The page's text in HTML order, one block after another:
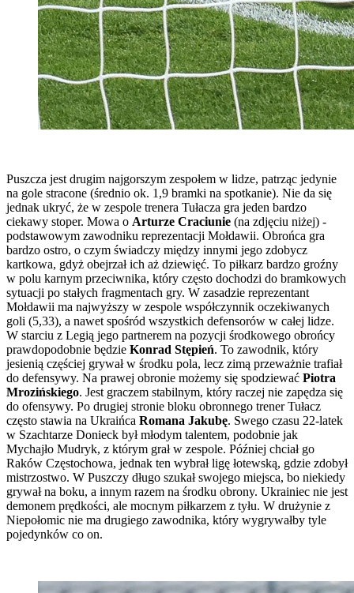
Puszcza jest drugim najgorszym zespołem w lidze, patrząc jedynie
na gole stracone (średnio ok. 1,9 bramki na spotkanie). Nie da się
jednak ukryć, że w zespole trenera Tułacza gra jeden bardzo
ciekawy stoper. Mowa o Arturze Craciunie (na zdjęciu niżej) -
podstawowym zawodniku reprezentacji Mołdawii. Obrońca gra
bardzo ostro, o czym świadczy między innymi jego zdobycz
kartkowa, gdyż obejrzał ich aż dziewięć. To piłkarz bardzo groźny
w polu karnym przeciwnika, który często dochodzi do bramkowych
sytuacji po stałych fragmentach gry. W zasadzie reprezentant
Mołdawii ma najwyższy w zespole współczynnik oczekiwanych
goli (5,33), a nawet spośród wszystkich defensorów w całej lidze.
W starciu z Legią jego partnerem na pozycji środkowego obrońcy
prawdopodobnie będzie Konrad Stępień. To zawodnik, który
jesienią częściej grywał w środku pola, lecz zimą przeważnie trafiał
do defensywy. Na prawej obronie możemy się spodziewać Piotra
Mrozińskiego. Jest graczem stabilnym, który raczej nie zapędza się
do ofensywy. Po drugiej stronie bloku obronnego trener Tułacz
często stawia na Ukraińca Romana Jakubę. Swego czasu 22-latek
w Szachtarze Donieck był młodym talentem, podobnie jak
Mychajło Mudryk, z którym grał w zespole. Później chciał go
Raków Częstochowa, jednak ten wybrał ligę łotewską, gdzie zdobył
mistrzostwo. W Puszczy długo szukał swojego miejsca, bo niekiedy
grywał na boku, a innym razem na środku obrony. Ukrainiec nie jest
demonem prędkości, ale mocnym piłkarzem z tyłu. W drużynie z
Niepołomic nie ma drugiego zawodnika, który wygrywałby tyle
pojedynków co on.